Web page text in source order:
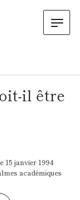
il être
15 janvier 1994
académiques